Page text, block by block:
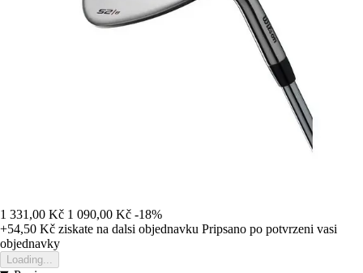
1 331,00 Kč 1 090,00 Kč -18%
+54,50 Kč ziskate na dalsi objednavku Pripsano po potvrzeni vasi
objednavky
Loading...